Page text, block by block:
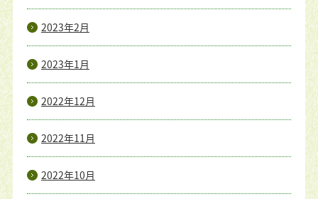
2023年2月
2023年1月
2022年12月
2022年11月
2022年10月